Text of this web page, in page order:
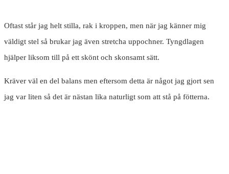
Oftast står jag helt stilla, rak i kroppen, men när jag känner mig
väldigt stel så brukar jag även stretcha uppochner. Tyngdlagen
hjälper liksom till på ett skönt och skonsamt sätt.
Kräver väl en del balans men eftersom detta är något jag gjort sen
jag var liten så det är nästan lika naturligt som att stå på fötterna.